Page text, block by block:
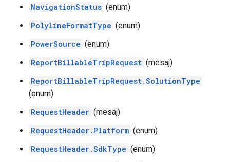
NavigationStatus (enum)
PolylineFormatType (enum)
PowerSource (enum)
ReportBillableTripRequest (mesaj)
ReportBillableTripRequest.SolutionType
(enum)
RequestHeader (mesaj)
RequestHeader.Platform (enum)
RequestHeader.SdkType (enum)